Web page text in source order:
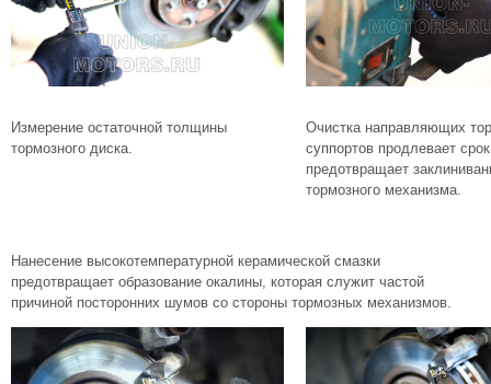
Измерение остаточной толщины
тормозного диска.
Очистка направляющих
суппортов продлевает
предотвращает
тормозного механизма.
Нанесение высокотемпературной керамической смазки
предотвращает образование окалины, которая служит частой
причиной посторонних шумов со стороны тормозных механизмов.